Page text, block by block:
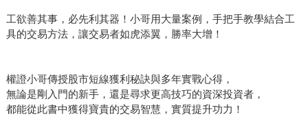
工欲善其事，必先利其器！小哥用大量案例，手把手教學結合工
具的交易方法，讓交易者如虎添翼，勝率大增！
權證小哥傳授股市短線獲利秘訣與多年實戰心得，
無論是剛入門的新手，還是尋求更高技巧的資深投資者，
都能從此書中獲得寶貴的交易智慧，實質提升功力！